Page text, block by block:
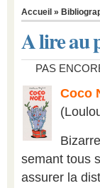
Accueil »
A lire au
PAS
Coco
semant tous
assurer la